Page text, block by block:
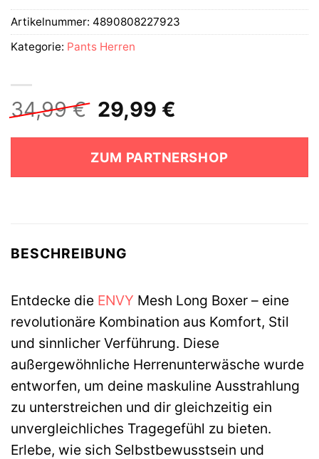
34,99€ Ursprünglicher
Preis
war:
34,99 €
29,99 €
ist:
29,99 €.
ZUM PARTNERSHOP
Artikelnummer: 4890808227923
Kategorie: Pants Herren
BESCHREIBUNG
Entdecke die ENVY Mesh Long Boxer – eine
revolutionäre Kombination aus Komfort, Stil
und sinnlicher Verführung. Diese
außergewöhnliche Herrenunterwäsche wurde
entworfen, um deine maskuline Ausstrahlung
zu unterstreichen und dir gleichzeitig ein
unvergleichliches Tragegefühl zu bieten.
Erlebe, wie sich Selbstbewusstsein und